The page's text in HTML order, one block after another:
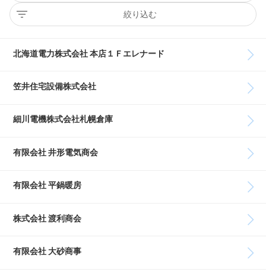
絞り込む
北海道電力株式会社 本店１Ｆエレナード
笠井住宅設備株式会社
細川電機株式会社札幌倉庫
有限会社 井形電気商会
有限会社 平鍋暖房
株式会社 渡利商会
有限会社 大砂商事